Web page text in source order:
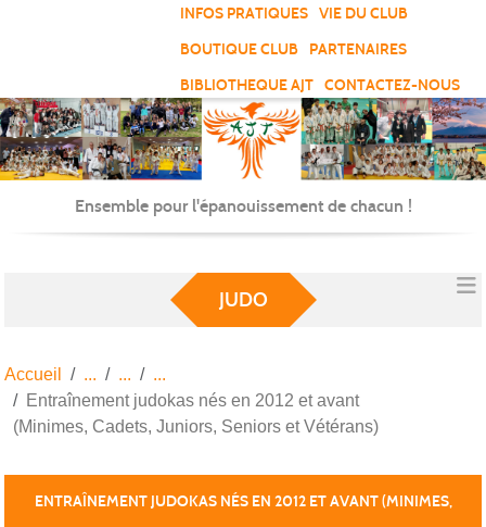
INFOS PRATIQUES
VIE DU CLUB
BOUTIQUE CLUB
PARTENAIRES
BIBLIOTHEQUE AJT
CONTACTEZ-NOUS
Ensemble pour l'épanouissement de chacun !
JUDO
Accueil
Entraînement judokas nés en 2012 et avant
(Minimes, Cadets, Juniors, Seniors et Vétérans)
ENTRAÎNEMENT JUDOKAS NÉS EN 2012 ET AVANT (MINIMES,
Panneau de gestion des cookies